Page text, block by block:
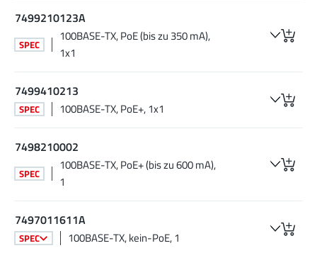
7499210123A
SPEC
100BASE-TX, PoE (bis zu 350 mA),
1x1
7499410213
SPEC 100BASE-TX, PoE+, 1x1
7498210002
SPEC
100BASE-TX, PoE+ (bis zu 600 mA),
1
7497011611A
SPEC 100BASE-TX, kein-PoE, 1